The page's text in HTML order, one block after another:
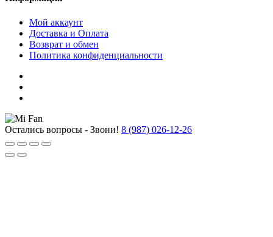
Мой аккаунт
Доставка и Оплата
Возврат и обмен
Политика конфиденциальности
Остались вопросы - Звони! 8 (987) 026-12-26